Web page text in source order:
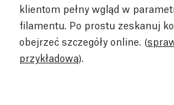
klientom pełny wgląd w
filamentu. Po prostu zeskanuj
obejrzeć szczegóły online. (
przykładową).